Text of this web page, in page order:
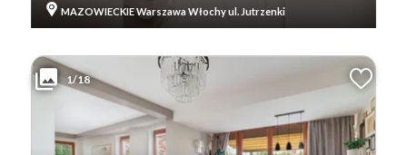
MAZOWIECKIE Warszawa Włochy ul. Jutrzenki
1/18